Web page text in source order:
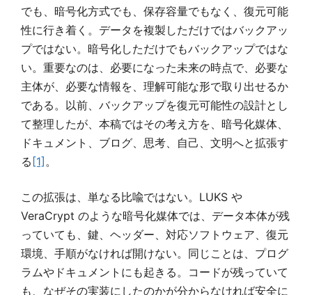
でも、暗号化方式でも、保存容量でもなく、復元可能
性に行き着く。データを複製しただけではバックアッ
プではない。暗号化しただけでもバックアップではな
い。重要なのは、必要になった未来の時点で、必要な
主体が、必要な情報を、理解可能な形で取り出せるか
である。以前、バックアップを復元可能性の設計とし
て整理したが、本稿ではその考え方を、暗号化媒体、
ドキュメント、ブログ、思考、自己、文明へと拡張す
る [1] 。
この拡張は、単なる比喩ではない。LUKS や
VeraCrypt のような暗号化媒体では、データ本体が残
っていても、鍵、ヘッダー、対応ソフトウェア、復元
環境、手順がなければ開けない。同じことは、プログ
ラムやドキュメントにも起きる。コードが残っていて
も、なぜその実装にしたのかが分からなければ安全に